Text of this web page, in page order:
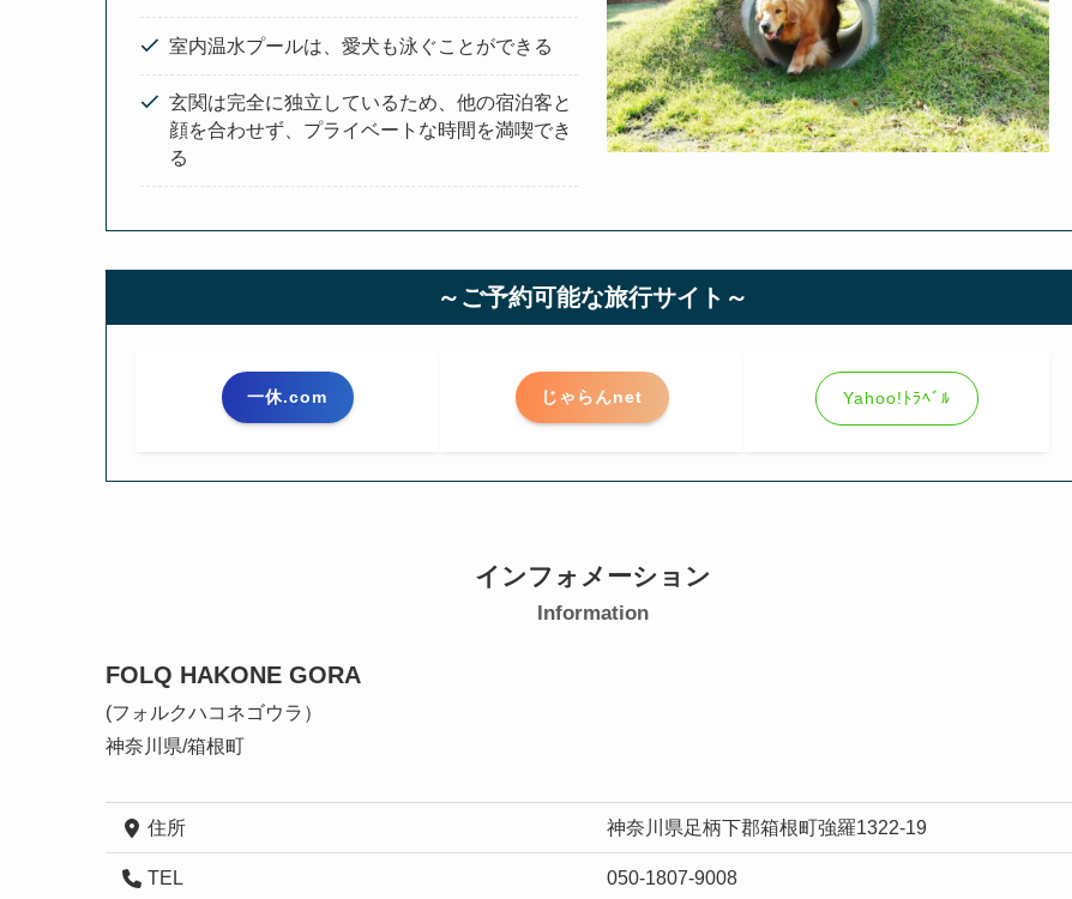
室内温水プールは、愛犬も泳ぐことができる
玄関は完全に独立しているため、他の宿泊客と
顔を合わせず、プライベートな時間を満喫でき
る
～ご予約可能な旅行サイト～
一休.com じゃらんnet Yahoo!ﾄﾗﾍﾞﾙ
インフォメーション
Information
FOLQ HAKONE GORA
(フォルクハコネゴウラ）
神奈川県/箱根町
住所 神奈川県足柄下郡箱根町強羅1322-19
TEL 050-1807-9008